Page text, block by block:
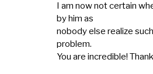
I am now not certain
by him as
nobody else realize
problem.
You are incredible!